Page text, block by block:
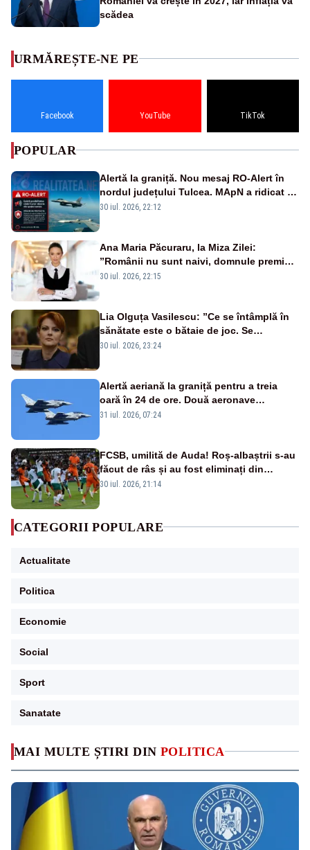
scădea
MAI MULTE ȘTIRI DIN POLITICA
URMĂREȘTE-NE PE
Facebook YouTube TikTok
POPULAR
Alertă la graniță. Nou mesaj RO-Alert în
nordul județului Tulcea. MApN a ridicat de
la sol două avioane F-16
30 iul. 2026, 22:12
Ana Maria Păcuraru, la Miza Zilei:
”Românii nu sunt naivi, domnule premier
Bolojan”
30 iul. 2026, 22:15
Lia Olguța Vasilescu: ”Ce se întâmplă în
sănătate este o bătaie de joc. Se
guvernează extraordinar de prost”
30 iul. 2026, 23:24
Alertă aeriană la graniță pentru a treia
oară în 24 de ore. Două aeronave
Eurofighter britanice au fost ridicate de la
31 iul. 2026, 07:24
FCSB, umilită de Auda! Roș-albaștrii s-au
făcut de râs și au fost eliminați din
Conference League
30 iul. 2026, 21:14
CATEGORII POPULARE
Actualitate
Politica
Economie
Social
Sport
Sanatate